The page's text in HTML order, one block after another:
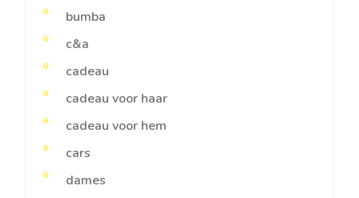
bumba
c&a
cadeau
cadeau voor haar
cadeau voor hem
cars
dames